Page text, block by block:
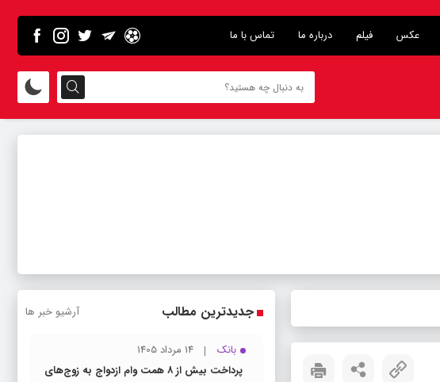
عکس فیلم درباره ما تماس با ما
جدیدترین مطالب آرشیو خبر ها
بانک
14 مرداد 1405
پرداخت بیش از ۸ همت وام ازدواج به زوج‌های